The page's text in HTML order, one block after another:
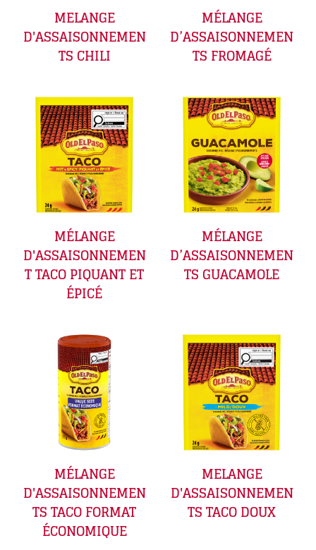
MELANGE
D'ASSAISONNEMEN
TS CHILI
MÉLANGE
D’ASSAISONNEMEN
TS FROMAGÉ
MÉLANGE
D'ASSAISONNEMEN
T TACO PIQUANT ET
ÉPICÉ
MÉLANGE
D’ASSAISONNEMEN
TS GUACAMOLE
MÉLANGE
D'ASSAISONNEMEN
TS TACO FORMAT
ÉCONOMIQUE
MELANGE
D'ASSAISONNEMEN
TS TACO DOUX